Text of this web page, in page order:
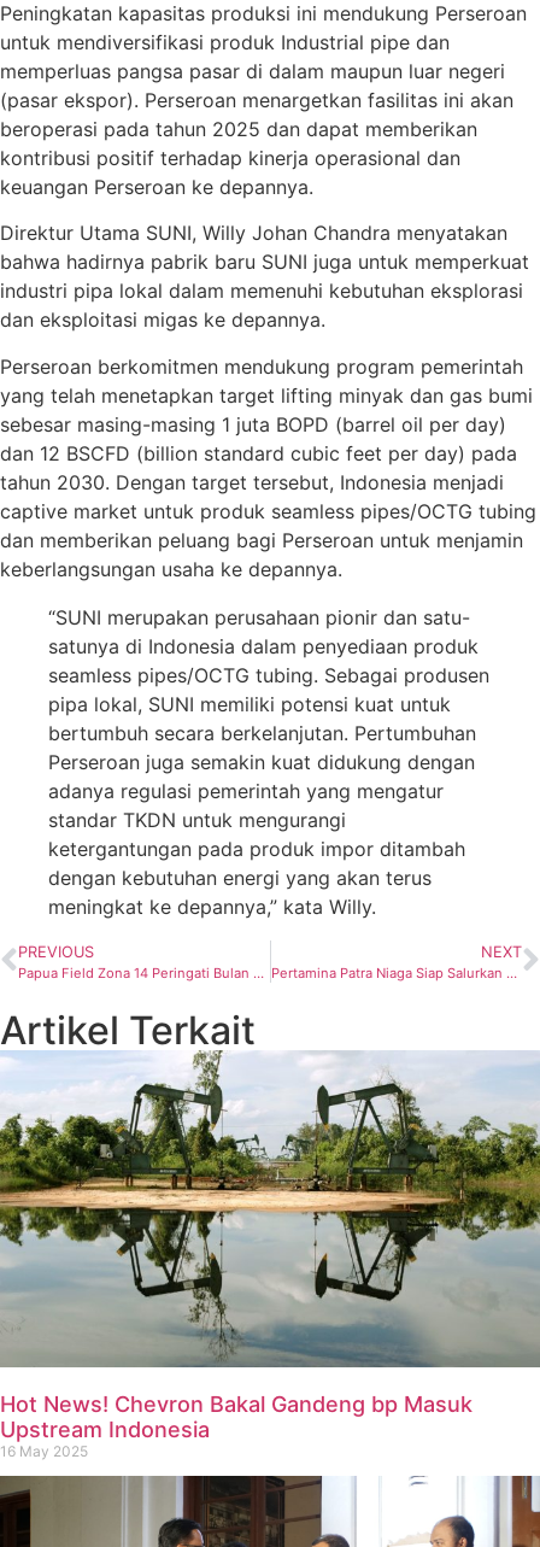
Peningkatan kapasitas produksi ini mendukung Perseroan
untuk mendiversifikasi produk Industrial pipe dan
memperluas pangsa pasar di dalam maupun luar negeri
(pasar ekspor). Perseroan menargetkan fasilitas ini akan
beroperasi pada tahun 2025 dan dapat memberikan
kontribusi positif terhadap kinerja operasional dan
keuangan Perseroan ke depannya.
Direktur Utama SUNI, Willy Johan Chandra menyatakan
bahwa hadirnya pabrik baru SUNI juga untuk memperkuat
industri pipa lokal dalam memenuhi kebutuhan eksplorasi
dan eksploitasi migas ke depannya.
Perseroan berkomitmen mendukung program pemerintah
yang telah menetapkan target lifting minyak dan gas bumi
sebesar masing-masing 1 juta BOPD (barrel oil per day)
dan 12 BSCFD (billion standard cubic feet per day) pada
tahun 2030. Dengan target tersebut, Indonesia menjadi
captive market untuk produk seamless pipes/OCTG tubing
dan memberikan peluang bagi Perseroan untuk menjamin
keberlangsungan usaha ke depannya.
“SUNI merupakan perusahaan pionir dan satu-
satunya di Indonesia dalam penyediaan produk
seamless pipes/OCTG tubing. Sebagai produsen
pipa lokal, SUNI memiliki potensi kuat untuk
bertumbuh secara berkelanjutan. Pertumbuhan
Perseroan juga semakin kuat didukung dengan
adanya regulasi pemerintah yang mengatur
standar TKDN untuk mengurangi
ketergantungan pada produk impor ditambah
dengan kebutuhan energi yang akan terus
meningkat ke depannya,” kata Willy.
PREVIOUS
Papua Field Zona 14 Peringati Bulan K3 dengan Ragam Lomba dan Seminar
NEXT
Pertamina Patra Niaga Siap Salurkan BBM Subsidi Tepat Sasaran
Artikel Terkait
Hot News! Chevron Bakal Gandeng bp Masuk
Upstream Indonesia
16 May 2025